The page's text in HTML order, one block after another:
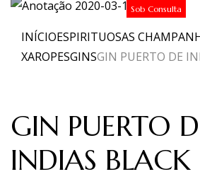
Sob Consulta
INÍCIOESPIRITUOSAS
XAROPESGINSGIN PUERTO DE
GIN PUERTO
INDIAS